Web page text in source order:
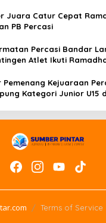
Juara Catur Cepat
PB Percasi
Percasi Bandar
Atlet Ikuti
Kejuaraan
Kategori Junior U15
Terms of Service